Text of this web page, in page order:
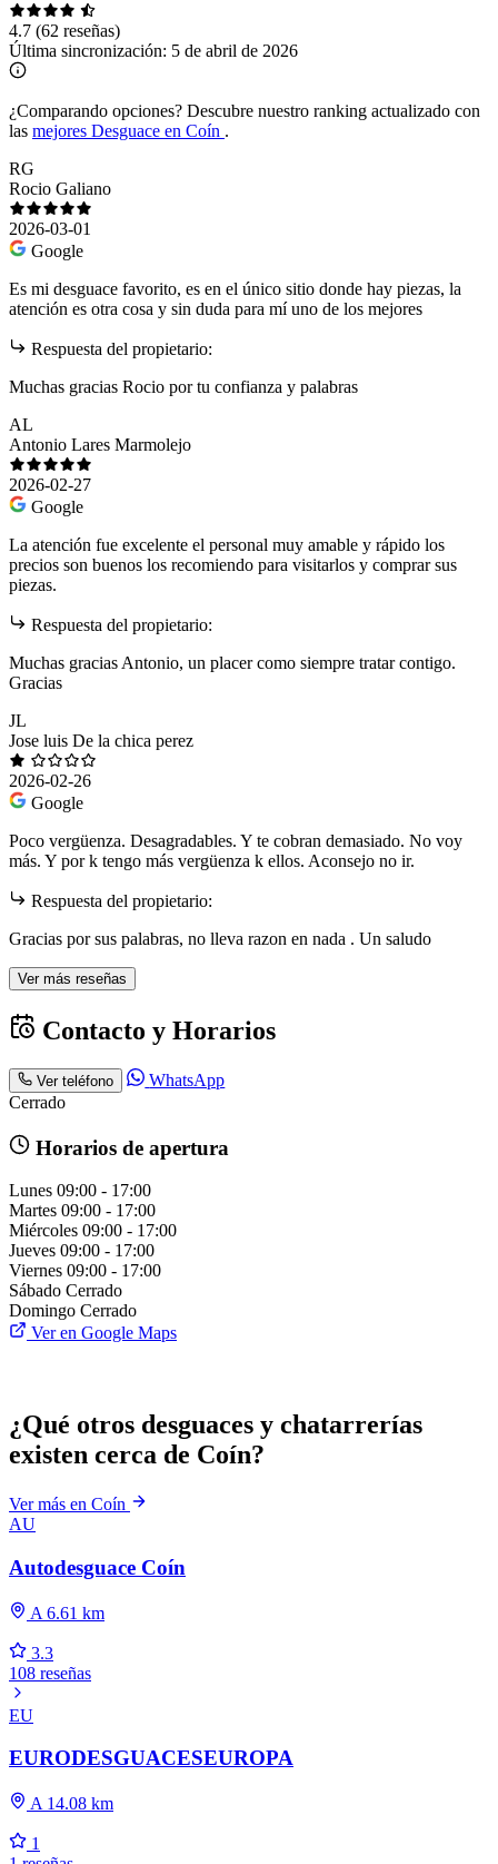
4.7 (62 reseñas)
Última sincronización: 5 de abril de 2026
¿Comparando opciones? Descubre nuestro ranking actualizado con
las mejores Desguace en Coín .
RG
Rocio Galiano
2026-03-01
Google
Es mi desguace favorito, es en el único sitio donde hay piezas, la
atención es otra cosa y sin duda para mí uno de los mejores
Respuesta del propietario:
Muchas gracias Rocio por tu confianza y palabras
AL
Antonio Lares Marmolejo
2026-02-27
Google
La atención fue excelente el personal muy amable y rápido los
precios son buenos los recomiendo para visitarlos y comprar sus
piezas.
Respuesta del propietario:
Muchas gracias Antonio, un placer como siempre tratar contigo.
Gracias
JL
Jose luis De la chica perez
2026-02-26
Google
Poco vergüenza. Desagradables. Y te cobran demasiado. No voy
más. Y por k tengo más vergüenza k ellos. Aconsejo no ir.
Respuesta del propietario:
Gracias por sus palabras, no lleva razon en nada . Un saludo
Ver más reseñas
Contacto y Horarios
Ver teléfono
WhatsApp
Cerrado
Horarios de apertura
Lunes 09:00 - 17:00
Martes 09:00 - 17:00
Miércoles 09:00 - 17:00
Jueves 09:00 - 17:00
Viernes 09:00 - 17:00
Sábado Cerrado
Domingo Cerrado
Ver en Google Maps
¿Qué otros desguaces y chatarrerías
existen cerca de Coín?
Ver más en Coín
AU
Autodesguace Coín
A 6.61 km
3.3
108 reseñas
EU
EURODESGUACESEUROPA
A 14.08 km
1